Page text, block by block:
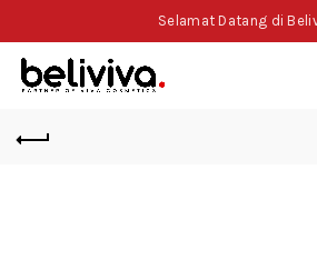
Selamat Datang di